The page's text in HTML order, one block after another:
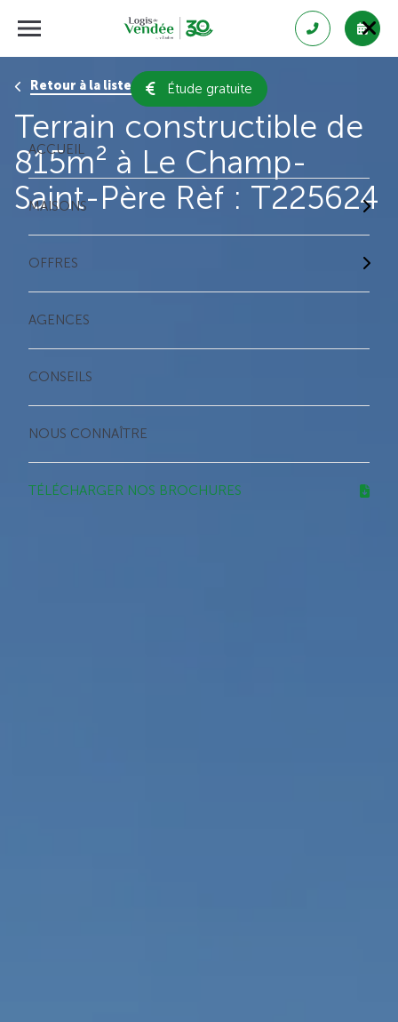
Étude gratuite
ACCUEIL
MAISONS
OFFRES
AGENCES
CONSEILS
NOUS CONNAÎTRE
TÉLÉCHARGER NOS BROCHURES
Retour à la liste des résultats
Terrain constructible de
815m² à Le Champ-
Saint-Père Rèf : T225624